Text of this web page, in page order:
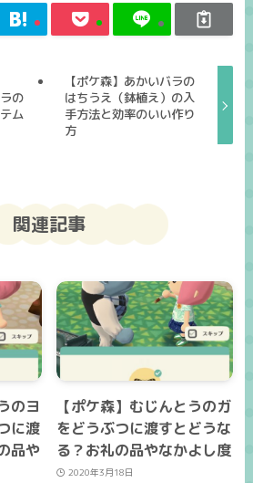
の
ム
【ポケ森】あかいバラの
はちうえ（鉢植え）の入
手方法と効率のいい作り
方
関連記事
のヨ
に渡
品や
【ポケ森】むじんとうのガ
をどうぶつに渡すとどうな
る？お礼の品やなかよし度
2020年3月18日